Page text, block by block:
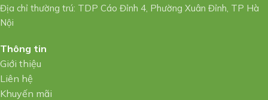
Địa chỉ thường trú: TDP Cáo Đỉnh 4, Phường Xuân Đỉnh, TP Hà
Nội
Thông tin
Giới thiệu
Liên hệ
Khuyến mãi